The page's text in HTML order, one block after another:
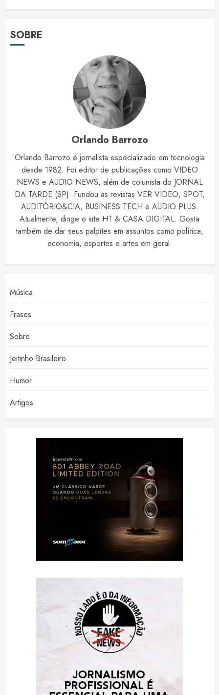
SOBRE
Orlando Barrozo
Orlando Barrozo é jornalista especializado em tecnologia
desde 1982. Foi editor de publicações como VIDEO
NEWS e AUDIO NEWS, além de colunista do JORNAL
DA TARDE (SP). Fundou as revistas VER VIDEO, SPOT,
AUDITÓRIO&CIA, BUSINESS TECH e AUDIO PLUS.
Atualmente, dirige o site HT & CASA DIGITAL. Gosta
também de dar seus palpites em assuntos como política,
economia, esportes e artes em geral.
Música
Frases
Sobre
Jeitinho Brasileiro
Humor
Artigos